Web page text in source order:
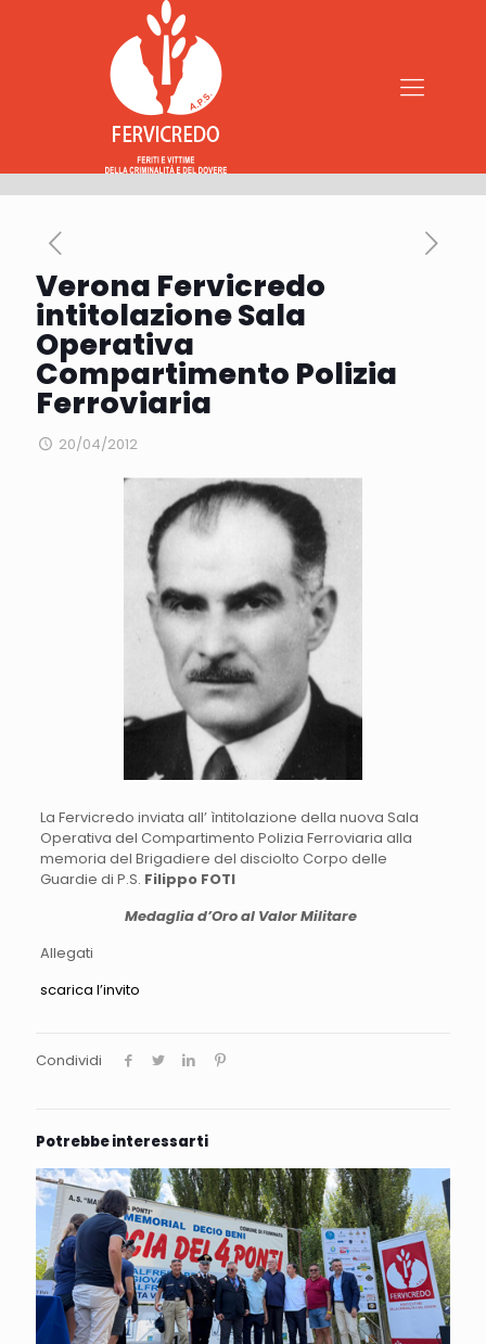
Verona Fervicredo
intitolazione Sala
Operativa
Compartimento Polizia
Ferroviaria
20/04/2012
La Fervicredo inviata all’ ìntitolazione della nuova Sala
Operativa del Compartimento Polizia Ferroviaria alla
memoria del Brigadiere del disciolto Corpo delle
Guardie di P.S. Filippo FOTI
Medaglia d’Oro al Valor Militare
Allegati
scarica l’invito
Condividi
Potrebbe interessarti